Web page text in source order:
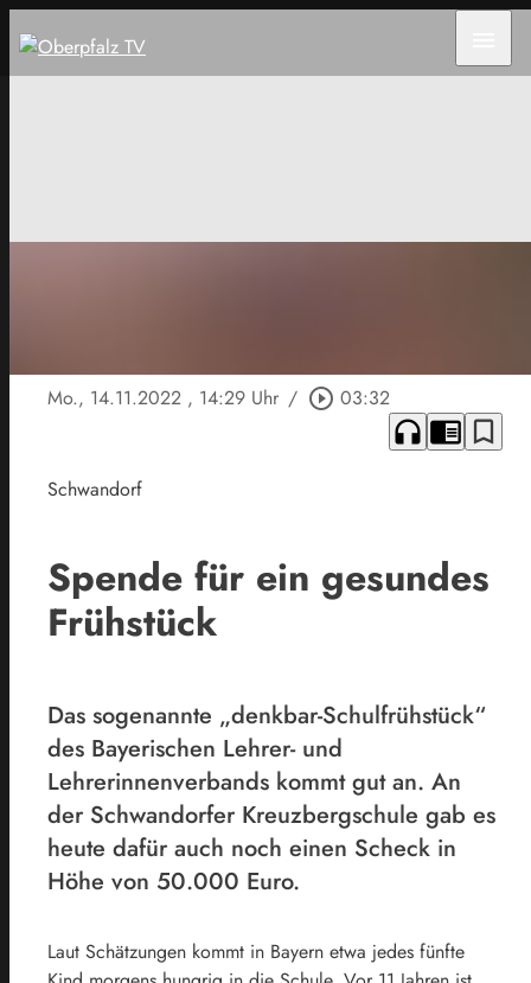
Mo., 14.11.2022 , 14:29 Uhr / play_circle_outline 03:32
headphones chrome_reader_mode bookmark_border
Schwandorf
Spende für ein gesundes
Frühstück
Das sogenannte „denkbar-Schulfrühstück“
des Bayerischen Lehrer- und
Lehrerinnenverbands kommt gut an. An
der Schwandorfer Kreuzbergschule gab es
heute dafür auch noch einen Scheck in
Höhe von 50.000 Euro.
Laut Schätzungen kommt in Bayern etwa jedes fünfte